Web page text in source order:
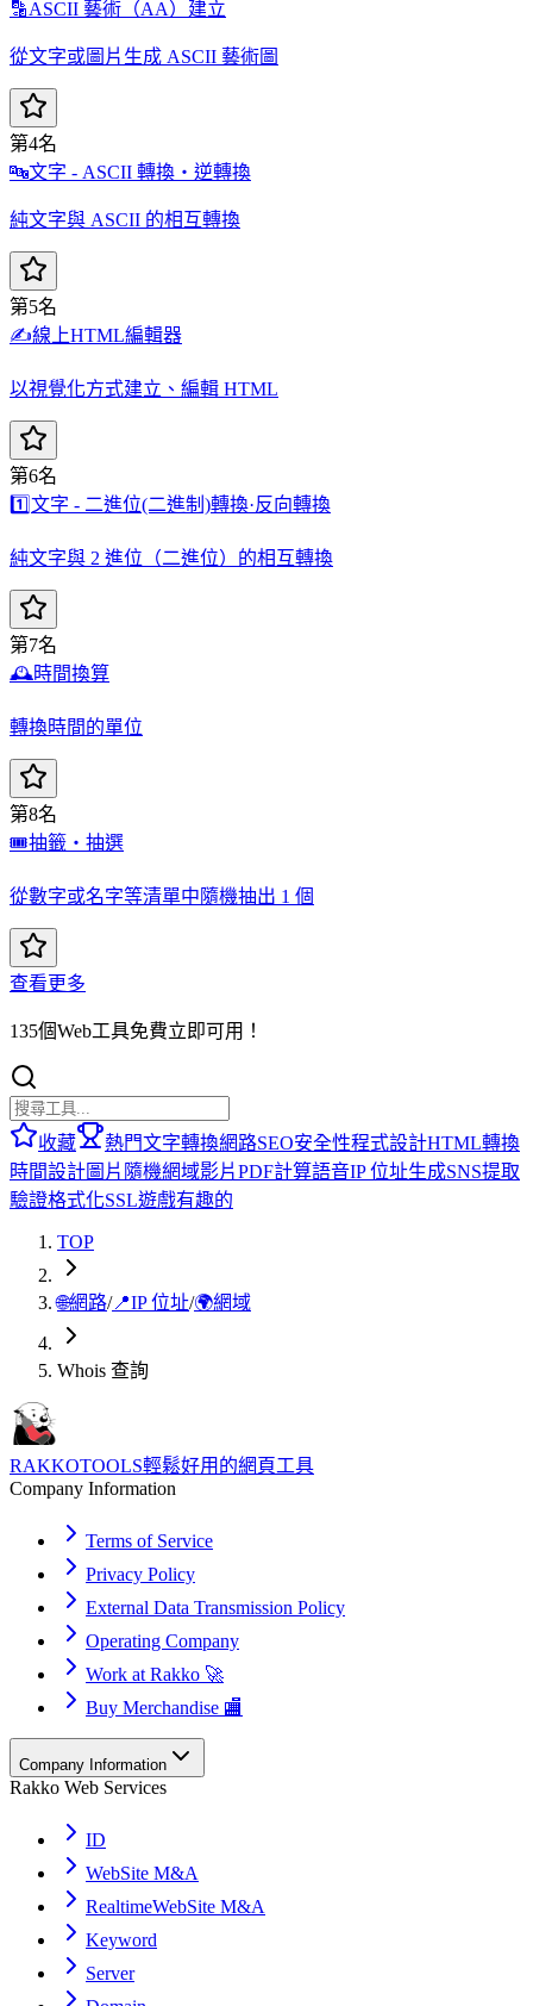
🔡ASCII 藝術（AA）建立
從文字或圖片生成 ASCII 藝術圖
第4名
🔤文字 - ASCII 轉換・逆轉換
純文字與 ASCII 的相互轉換
第5名
✍️線上HTML編輯器
以視覺化方式建立、編輯 HTML
第6名
1️⃣文字 - 二進位(二進制)轉換·反向轉換
純文字與 2 進位（二進位）的相互轉換
第7名
🕰️時間換算
轉換時間的單位
第8名
🎟️抽籤・抽選
從數字或名字等清單中隨機抽出 1 個
查看更多
135個Web工具免費立即可用！
收藏 熱門文字轉換網路SEO安全性程式設計HTML轉換
時間設計圖片 隨機網域影片PDF計算語音IP 位址生成SNS提取
驗證格式化SSL遊戲有趣的
TOP
🌐網路/📍IP 位址/🌍網域
Whois 查詢
RAKKOTOOLS輕鬆好用的網頁工具
Company Information
Terms of Service
Privacy Policy
External Data Transmission Policy
Operating Company
Work at Rakko 🚀
Buy Merchandise 🏬
Company Information
Rakko Web Services
ID
WebSite M&A
RealtimeWebSite M&A
Keyword
Server